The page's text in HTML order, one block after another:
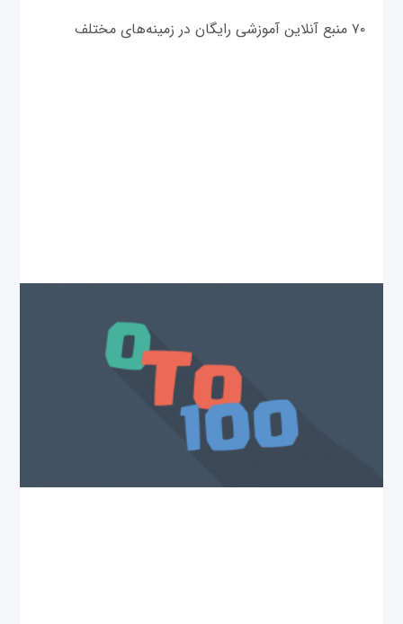
۷۰ منبع آنلاین آموزشی رایگان در زمینه‌های مختلف